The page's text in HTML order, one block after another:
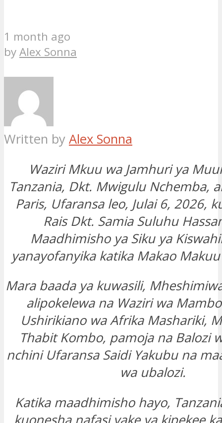
1 month ago
byAlex Sonna
Written by Alex Sonna
Waziri Mkuu wa Jamhuri ya
Tanzania, Dkt. Mwigulu Nchemba,
Paris, Ufaransa leo, Julai 6, 2026,
Rais Dkt. Samia Suluhu
Maadhimisho ya Siku ya
yanayofanyika katika Makao Makuu
Mara baada ya kuwasili,
alipokelewa na Waziri wa
Ushirikiano wa Afrika Mashariki,
Thabit Kombo, pamoja na Balozi
nchini Ufaransa Saidi Yakubu na
wa ubalozi.
Katika maadhimisho hayo,